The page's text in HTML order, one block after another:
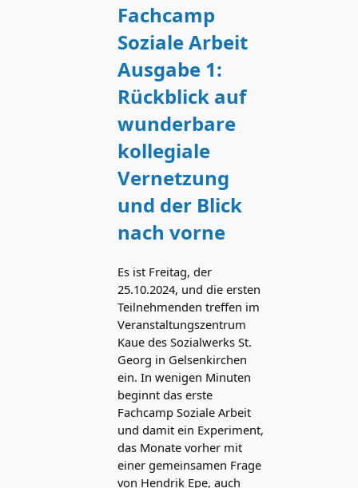
Fachcamp
Soziale Arbeit
Ausgabe 1:
Rückblick auf
wunderbare
kollegiale
Vernetzung
und der Blick
nach vorne
Es ist Freitag, der
25.10.2024, und die ersten
Teilnehmenden treffen im
Veranstaltungszentrum
Kaue des Sozialwerks St.
Georg in Gelsenkirchen
ein. In wenigen Minuten
beginnt das erste
Fachcamp Soziale Arbeit
und damit ein Experiment,
das Monate vorher mit
einer gemeinsamen Frage
von Hendrik Epe, auch